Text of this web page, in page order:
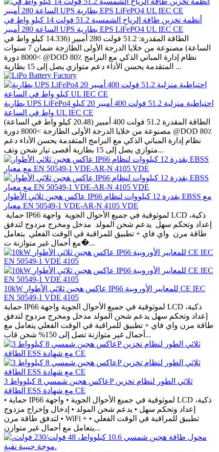
أنظمة تخزين طاقة الرياح الشمسية 51.2 فولت 14 كيلو واط في
الساعة 280 أمبير UPS بطارية EPS LiFePO4 UL IEC CE
الطاقة المقدرة: 51.2 فولت 280 أمبير (14.336 كيلو واط في
الساعة) مصنوعة من خلايا الدرجة الأولى الطازجة ضمان 7 سنوات
>8000 دورة @DOD 80٪ نظام إدارة المباني الذكي مع البرامج
المتقدمة يحسن الأداء دعم متوازي يصل إلى 15 بطارية ...
بطارية UPS LiFePo4 احتياطية منزلية 51.2 فولت 400 أمبير 20 كيلو
واط في الساعة UL IEC CE
الطاقة المقدرة 51.2 فولت 400 أمبير (20.48 كيلو واط في الساعة)
مصنوعة من خلايا الدرجة الأولى الطازجة >8000 دورة @DOD 80٪
نظام إدارة المباني الذكي مع البرامج المتقدمة يحسن الأداء دعم
متوازي يصل إلى 15 بطارية أقصى تيار شحن وتف...
عاكس هجين ثلاثي الأطوار IP66 بقدرة 12 كيلووات لنظام EBSS مع
معيار EN 50549-1 VDE-AR-N 4105 VDE
إعداد وتحكم سهل يدعم شحن المولد مدخل ومخرج مزدوج لتدفق
طاقة مرن واي فاي + تطبيق للمراقبة في الوقت الفعلي يتعامل
مع أحمال غير متوازنة ت�...
10kW عاكس هجين ثلاثي الأطوار IP66 للمعايير الأوروبية CE IEC
EN 50549-1 VDE 4105
حماية IP66 لموثوقية في جميع الأحوال الجوية واجهة LCD ذكية،
إعداد وتحكم سهل يدعم شحن المولد مدخل ومخرج مزدوج لتدفق
طاقة مرن واي فاي + تطبيق للمراقبة في الوقت الفعلي يتعامل مع
أحمال غير متوازنة تصل إلى 150% شحن قاب...
عاكس هجين شمسي 8 كيلوواط 3P ثلاثي الطور لنظام تخزين
الطاقة ESS مع شهادة CE
• حماية IP66 لموثوقية في جميع الأحوال الجوية • واجهة LCD ذكية،
إعداد وتحكم سهل • يدعم شحن المولد • إدخال وإخراج مزدوج
لتدفق طاقة مرن • WiFi + تطبيق للمراقبة في الوقت الفعلي •
يتعامل مع أحمال غير متوازن...